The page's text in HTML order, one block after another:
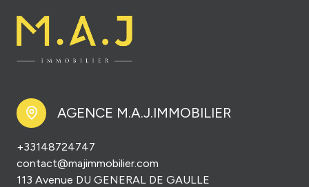
AGENCE M.A.J.IMMOBILIER
+33148724747
contact@majimmobilier.com
113 Avenue DU GENERAL DE GAULLE